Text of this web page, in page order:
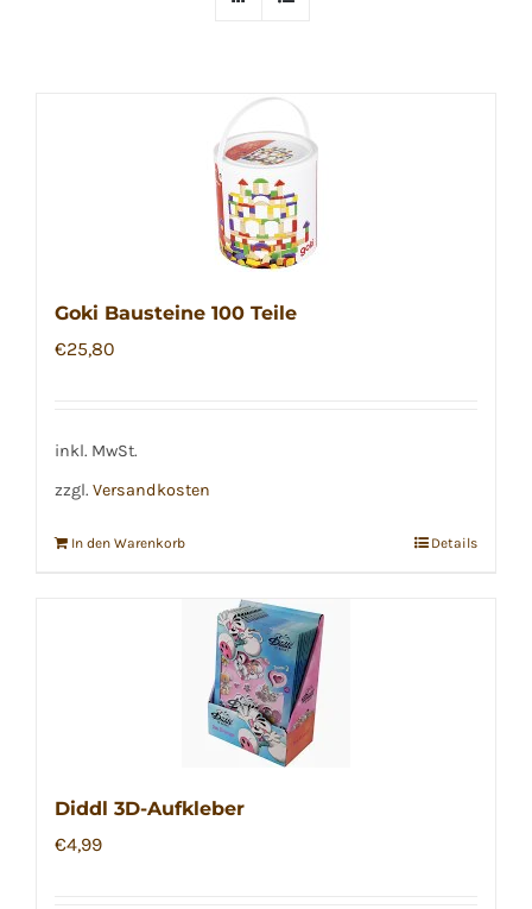
Goki Bausteine 100 Teile
€25,80
inkl. MwSt.
zzgl. Versandkosten
In den Warenkorb Details
Diddl 3D-Aufkleber
€4,99